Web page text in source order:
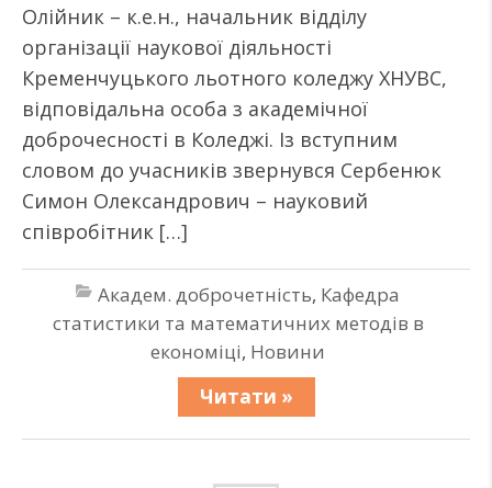
Олійник – к.е.н., начальник відділу
організації наукової діяльності
Кременчуцького льотного коледжу ХНУВС,
відповідальна особа з академічної
доброчесності в Коледжі. Із вступним
словом до учасників звернувся Сербенюк
Симон Олександрович – науковий
співробітник […]
Академ. доброчетність, Кафедра
статистики та математичних методів в
економіці, Новини
Читати »